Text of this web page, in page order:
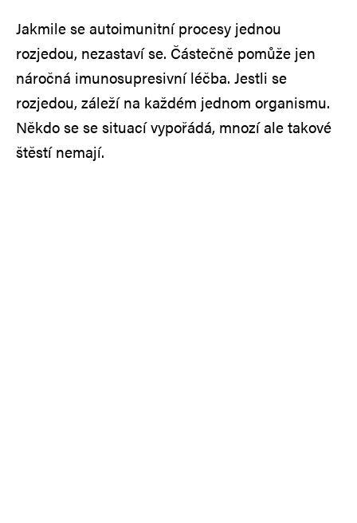
Jakmile se autoimunitní procesy jednou
rozjedou, nezastaví se. Částečně pomůže jen
náročná imunosupresivní léčba. Jestli se
rozjedou, záleží na každém jednom organismu.
Někdo se se situací vypořádá, mnozí ale takové
štěstí nemají.